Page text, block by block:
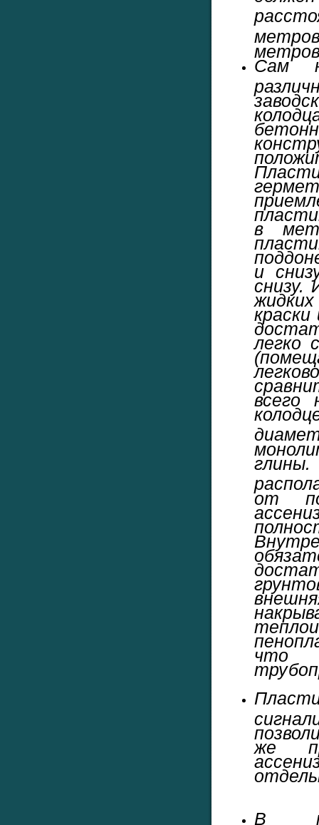
Сам
в
и
снизу.
легко
всего
от
что
же
В